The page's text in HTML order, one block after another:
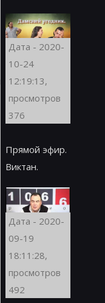
Дата - 2020-
10-24
12:19:13,
просмотров
376
Прямой эфир.
Виктан.
Дата - 2020-
09-19
18:11:28,
просмотров
492